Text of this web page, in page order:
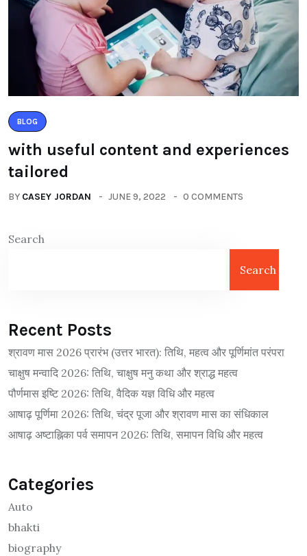
BLOG
with useful content and experiences
tailored
BY CASEY JORDAN JUNE 9, 2022 0 COMMENTS
Search
Search
Recent Posts
श्रावण मास 2026 प्रारंभ (उत्तर भारत): तिथि, महत्व और पूर्णिमांत परंपरा
चाक्षुष मन्वादि 2026: तिथि, चाक्षुष मनु कथा और श्राद्ध महत्व
पौर्णमास इष्टि 2026: तिथि, वैदिक यज्ञ विधि और महत्व
आषाढ़ पूर्णिमा 2026: तिथि, चंद्र पूजा और श्रावण मास का संधिकाल
आषाढ़ अष्टाह्निका पर्व समापन 2026: तिथि, समापन विधि और महत्व
Categories
Auto
bhakti
biography